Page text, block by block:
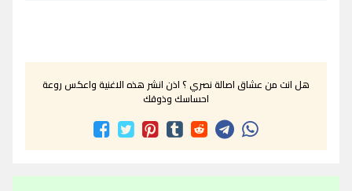
هل انت من عشاق اصالة نصري ؟ اذن انشر هذه الاغنية واعكس روعة
احساسك وذوقك